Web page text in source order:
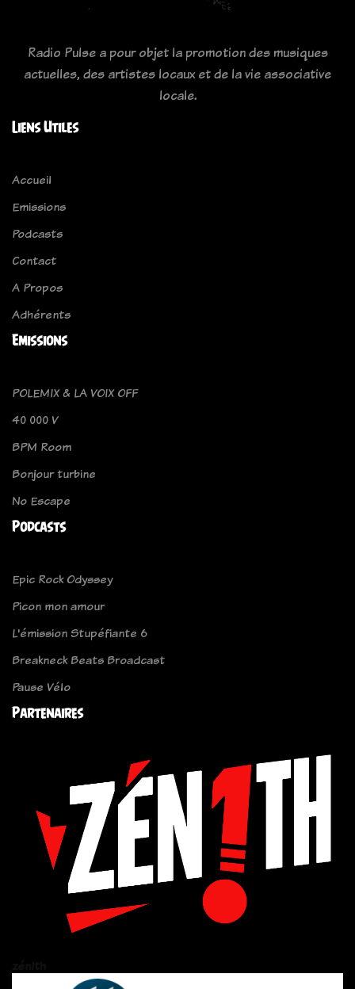
Radio Pulse a pour objet la promotion des musiques
actuelles, des artistes locaux et de la vie associative
locale.
Liens Utiles
Accueil
Emissions
Podcasts
Contact
A Propos
Adhérents
Emissions
POLEMIX & LA VOIX OFF
40 000 V
BPM Room
Bonjour turbine
No Escape
Podcasts
Epic Rock Odyssey
Picon mon amour
L'émission Stupéfiante 6
Breakneck Beats Broadcast
Pause Vélo
Partenaires